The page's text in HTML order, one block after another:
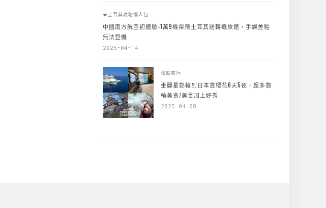
★土耳其攻略懶人包
中國南方航空初體驗-1萬9機票飛土耳其送轉機旅館，手誤差點
無法登機
2025-04-14
郵輪旅行
坐麗星郵輪到日本賞櫻花6天5夜，超多郵
輪美食/美景加上好秀
2025-04-08